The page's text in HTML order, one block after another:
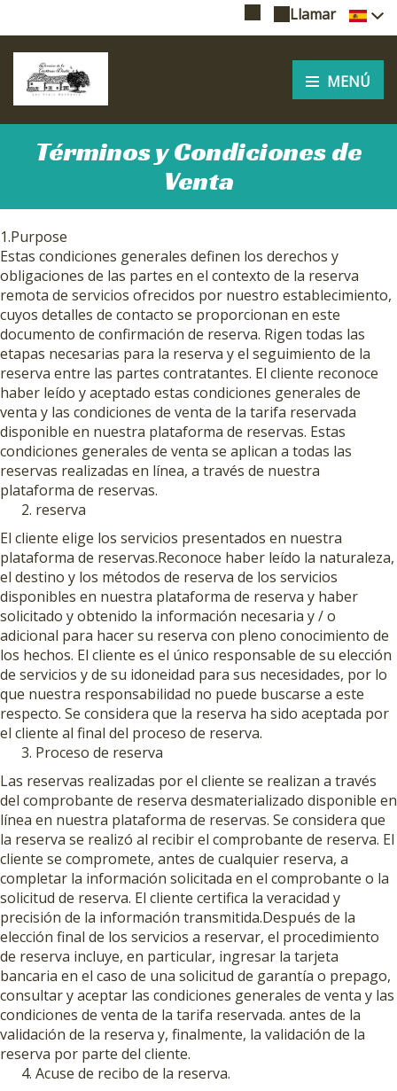
Llamar
MENÚ
Términos y Condiciones de
Venta
1.Purpose
Estas condiciones generales definen los derechos y
obligaciones de las partes en el contexto de la reserva
remota de servicios ofrecidos por nuestro establecimiento,
cuyos detalles de contacto se proporcionan en este
documento de confirmación de reserva. Rigen todas las
etapas necesarias para la reserva y el seguimiento de la
reserva entre las partes contratantes. El cliente reconoce
haber leído y aceptado estas condiciones generales de
venta y las condiciones de venta de la tarifa reservada
disponible en nuestra plataforma de reservas. Estas
condiciones generales de venta se aplican a todas las
reservas realizadas en línea, a través de nuestra
plataforma de reservas.
reserva
El cliente elige los servicios presentados en nuestra
plataforma de reservas.Reconoce haber leído la naturaleza,
el destino y los métodos de reserva de los servicios
disponibles en nuestra plataforma de reserva y haber
solicitado y obtenido la información necesaria y / o
adicional para hacer su reserva con pleno conocimiento de
los hechos. El cliente es el único responsable de su elección
de servicios y de su idoneidad para sus necesidades, por lo
que nuestra responsabilidad no puede buscarse a este
respecto. Se considera que la reserva ha sido aceptada por
el cliente al final del proceso de reserva.
Proceso de reserva
Las reservas realizadas por el cliente se realizan a través
del comprobante de reserva desmaterializado disponible en
línea en nuestra plataforma de reservas. Se considera que
la reserva se realizó al recibir el comprobante de reserva. El
cliente se compromete, antes de cualquier reserva, a
completar la información solicitada en el comprobante o la
solicitud de reserva. El cliente certifica la veracidad y
precisión de la información transmitida.Después de la
elección final de los servicios a reservar, el procedimiento
de reserva incluye, en particular, ingresar la tarjeta
bancaria en el caso de una solicitud de garantía o prepago,
consultar y aceptar las condiciones generales de venta y las
condiciones de venta de la tarifa reservada. antes de la
validación de la reserva y, finalmente, la validación de la
reserva por parte del cliente.
Acuse de recibo de la reserva.